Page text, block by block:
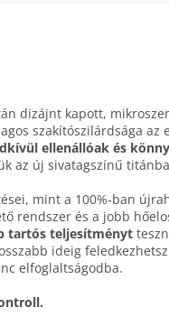
dizájnt kapott,
szakító­szilárdsága az
ellenállóak és
az új sivatag­színű
mint a 100%‑ban
rendszer és a jobb
tartós teljesítményt
ideig
elfoglaltságodba.